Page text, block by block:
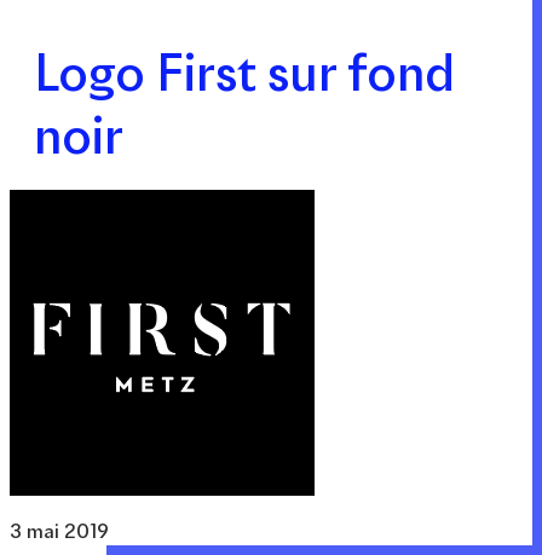
Logo First sur fond
noir
3 mai 2019